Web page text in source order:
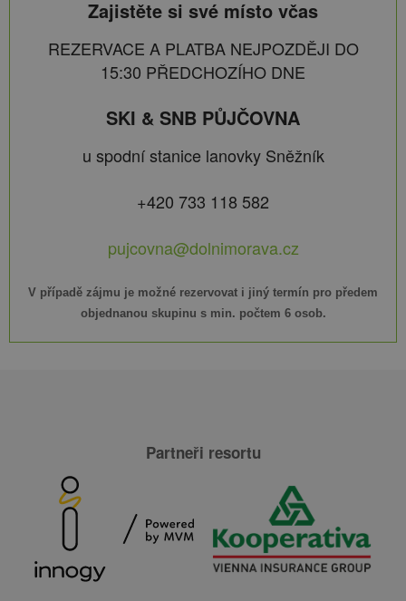
Zajistěte si své místo včas
REZERVACE A PLATBA NEJPOZDĚJI DO
15:30 PŘEDCHOZÍHO DNE
SKI & SNB PŮJČOVNA
u spodní stanice lanovky Sněžník
+420 733 118 582
pujcovna@dolnimorava.cz
V případě zájmu je možné rezervovat i jiný termín pro předem
objednanou skupinu s min. počtem 6 osob.
Partneři resortu